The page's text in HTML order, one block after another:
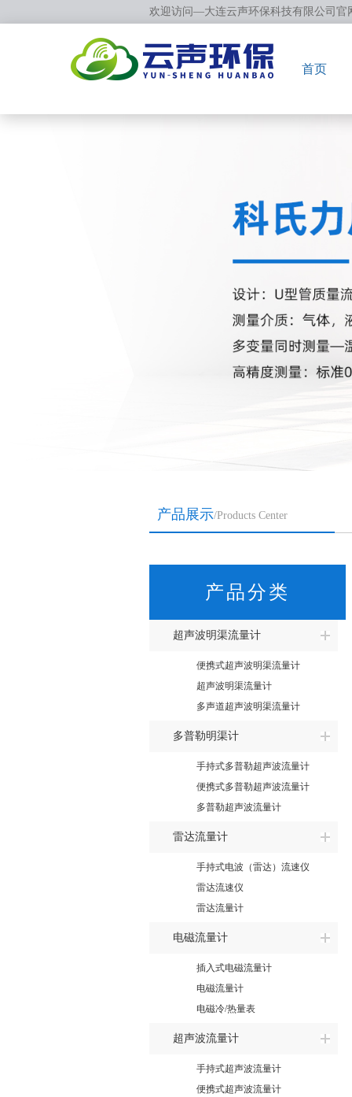
欢迎访问—大连云声环保科技有限公司官
首页
产品展示/Products Center
产品分类
超声波明渠流量计
便携式超声波明渠流量计
超声波明渠流量计
多声道超声波明渠流量计
多普勒明渠计
手持式多普勒超声波流量计
便携式多普勒超声波流量计
多普勒超声波流量计
雷达流量计
手持式电波（雷达）流速仪
雷达流速仪
雷达流量计
电磁流量计
插入式电磁流量计
电磁流量计
电磁冷/热量表
超声波流量计
手持式超声波流量计
便携式超声波流量计